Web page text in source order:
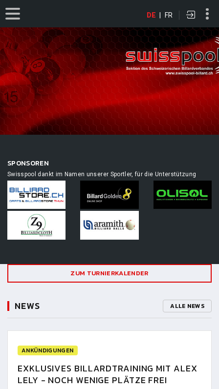
DE | FR
SPONSOREN
Swisspool dankt im Namen unserer Sportler, für die Unterstützung
ZUM TURNIERKALENDER
NEWS ALLE NEWS
ANKÜNDIGUNGEN
EXKLUSIVES BILLARDTRAINING MIT ALEX
LELY - NOCH WENIGE PLÄTZE FREI